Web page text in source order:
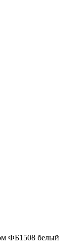
ФБ1508 белый